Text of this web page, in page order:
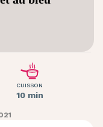
CUISSON
10 min